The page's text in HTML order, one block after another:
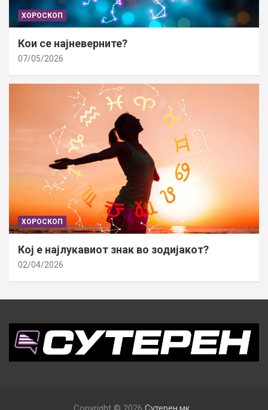
ХОРОСКОП
Кои се најневерните?
07/05/2026
ХОРОСКОП
Кој е најлукавиот знак во зодијакот?
02/04/2026